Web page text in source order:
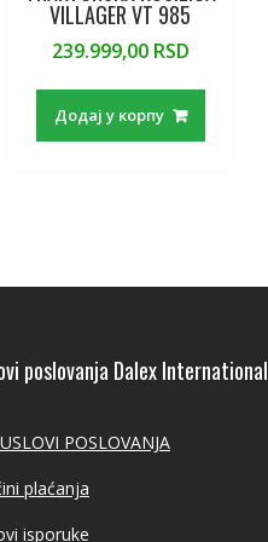
VILLAGER VT 985
239.999,00 RSD
Додај у корпу
poslovanja Dalex International
POSLOVANJA
plaćanja
isporuke